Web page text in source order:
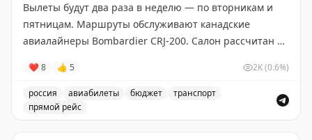
в боях. Левая часть «крыла» посвящена трем Героям
Советского Союза: летчику Борису Степановичу
Быстрых, танкисту Александру Семеновичу Никитину
и артиллеристу Петру Яковлевичу Панову.
Мы помним. Мы гордимся. И мы продолжаем
дело тех, кто подарил нам мирное небо.
@tourdom
Вылеты будут два раза в неделю — по вторникам и
пятницам. Маршруты обслуживают канадские
авиалайнеры Bombardier CRJ-200. Салон рассчитан на
Забронировать билет можно на сайте аэропорта
Фото: Ренас Ситдиков
❤ 8 👍 5 2K(0.6%)
россия авиабилеты бюджет
транспорт
прямой рейс